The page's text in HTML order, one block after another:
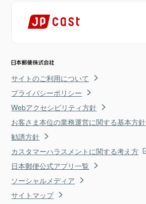
サイトのご利用について
プライバシーポリシー
Webアクセシビリティ方針
お客さま本位の業務運営に関する基本方針
勧誘方針
カスタマーハラスメントに関する考え方
日本郵便公式アプリ一覧
ソーシャルメディア
サイトマップ